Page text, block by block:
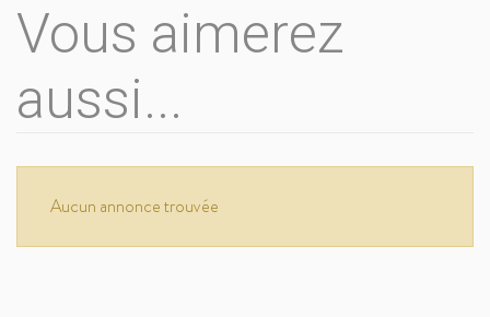
Vous aimerez
aussi...
Aucun annonce trouvée